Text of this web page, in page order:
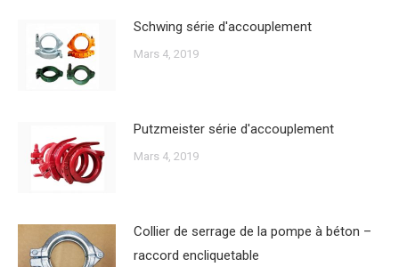
Schwing série d'accouplement
Mars 4, 2019
Putzmeister série d'accouplement
Mars 4, 2019
Collier de serrage de la pompe à béton –
raccord encliquetable